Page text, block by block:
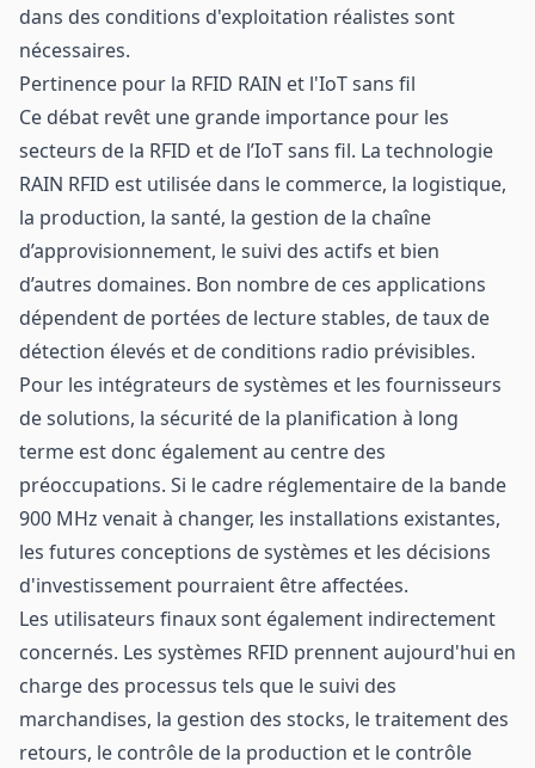
dans des conditions d'exploitation réalistes sont
nécessaires.
Pertinence pour la RFID RAIN et l'IoT sans fil
Ce débat revêt une grande importance pour les
secteurs de la RFID et de l’IoT sans fil. La technologie
RAIN RFID est utilisée dans le commerce, la logistique,
la production, la santé, la gestion de la chaîne
d’approvisionnement, le suivi des actifs et bien
d’autres domaines. Bon nombre de ces applications
dépendent de portées de lecture stables, de taux de
détection élevés et de conditions radio prévisibles.
Pour les intégrateurs de systèmes et les fournisseurs
de solutions, la sécurité de la planification à long
terme est donc également au centre des
préoccupations. Si le cadre réglementaire de la bande
900 MHz venait à changer, les installations existantes,
les futures conceptions de systèmes et les décisions
d'investissement pourraient être affectées.
Les utilisateurs finaux sont également indirectement
concernés. Les systèmes RFID prennent aujourd'hui en
charge des processus tels que le suivi des
marchandises, la gestion des stocks, le traitement des
retours, le contrôle de la production et le contrôle